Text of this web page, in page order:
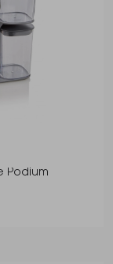
Podium